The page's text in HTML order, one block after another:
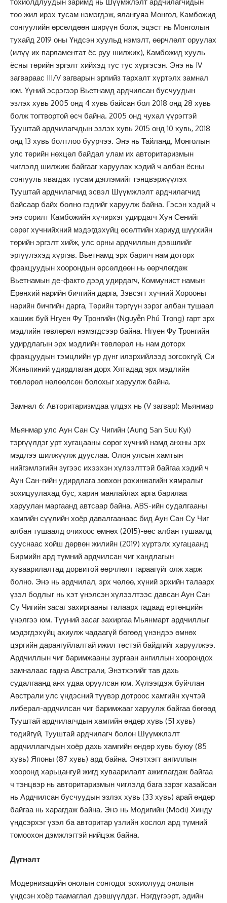
тохиолдлуудын заримд нь Шүүмжлэлт ардчилагчидын
тоо жил ирэх тусам нэмэгдэж, ялангуяа Монгол, Камбожид
сонгуулийн өрсөлдөөн ширүүн болж, эцэст нь Монголын
тухайд 2019 оны Үндсэн хуульд нэмэлт, өөрчлөлт оруулах
(илүү их парламентат ёс руу шилжих), Камбожид хууль
ёсны төрийн эргэлт хийхэд тус тус хүргэсэн. Энэ нь IV
загвараас III/V загварын эрлийз тархалт хүртэлх замнал
юм. Үүний эсрэгээр Вьетнамд ардчилсан бусчуудын
эзлэх хувь 2005 онд 4 хувь байсан бол 2018 онд 28 хувь
болж тогтвортой өсч байна. 2005 онд чухал үүрэгтэй
Тууштай ардчилагчдын эзлэх хувь 2015 онд 10 хувь, 2018
онд 13 хувь болтлоо буурчээ. Энэ нь Тайланд, Монголын
улс төрийн нөхцөл байдал улам их авторитаризмын
чиглэлд шилжиж байгааг харуулах хэдий ч албан ёсны
сонгууль явагдах тусам дэглэмийг тэнцвэржүүлэх
Тууштай ардчилагчид эсвэл Шүүмжлэлт ардчилагчид
байсаар байх болно гэдгийг харуулж байна. Гэсэн хэдий ч
энэ сорилт Камбожийн хүчирхэг удирдагч Хун Сенийг
сөрөг хүчнийхний мэдэгдэхүйц өсөлтийн хариуд шүүхийн
төрийн эргэлт хийж, улс орны ардчиллын дэвшлийг
эргүүлэхэд хүргэв. Вьетнамд эрх баригч нам доторх
фракцуудын хоорондын өрсөлдөөн нь өөрчлөгдөж
Вьетнамын де-факто дээд удирдагч, Коммунист намын
Ерөнхий нарийн бичгийн дарга, Зэвсэгт хүчний Хорооны
нарийн бичгийн дарга, Төрийн тэргүүн зэрэг албан тушаал
хашиж буй Нгуен Фу Тронгийн (Nguyễn Phú Trọng) гарт эрх
мэдлийн төвлөрөл нэмэгдсээр байна. Нгуен Фу Тронгийн
удирдлагын эрх мэдлийн төвлөрөл нь нам доторх
фракцуудын тэмцлийн үр дүнг илэрхийлээд зогсохгүй, Си
Жиньпиний удирдлаган дорх Хятадад эрх мэдлийн
төвлөрөл нөлөөлсөн болохыг харуулж байна.
Замнал 6: Авторитаризмдаа үлдэх нь (V загвар): Мьянмар
Мьянмар улс Аун Сан Су Чигийн (Aung San Suu Kyi)
тэргүүлдэг урт хугацааны сөрөг хүчний намд анхны эрх
мэдлээ шилжүүлж дууслаа. Олон улсын хамтын
нийгэмлэгийн зүгээс ихээхэн хүлээлттэй байгаа хэдий ч
Аун Сан-гийн удирдлага зөвхөн рохинжагийн хямралыг
зохицуулахад бус, харин манлайлах арга барилаа
харуулан маргаанд автсаар байна. ABS-ийн судалгааны
хамгийн сүүлийн хоёр давалгаанаас бид Аун Сан Су Чиг
албан тушаалд очихоос өмнөх (2015)-өөс албан тушаалд
сууснаас хойш дөрвөн жилийн (2019) хүртэлх хугацаанд
Бирмийн ард түмний ардчилсан чиг хандлагын
хуваарилалтад дорвитой өөрчлөлт гараагүйг олж харж
болно. Энэ нь ардчилал, эрх чөлөө, хүний эрхийн талаарх
үзэл бодлыг нь хэт үнэлсэн хүлээлтээс давсан Аун Сан
Су Чигийн засаг захиргааны талаарх гадаад ертөнцийн
үнэлгээ юм. Түүний засаг захиргаа Мьянмарт ардчиллыг
мэдэгдэхүйц ахиулж чадаагүй бөгөөд үнэндээ өмнөх
цэргийн дарангуйлалтай ижил төстэй байдгийг харуулжээ.
Ардчиллын чиг баримжааны зургаан ангиллын хоорондох
замналаас гадна Австрали, Энэтхэгийг тав дахь
судалгаанд анх удаа оруулсан юм. Хүлээгдэж буйчлан
Австрали улс үндэсний түүвэр дотроос хамгийн хүчтэй
либерал-ардчилсан чиг баримжааг харуулж байгаа бөгөөд
Тууштай ардчилагчдын хамгийн өндөр хувь (51 хувь)
төдийгүй, Тууштай ардчилагч болон Шүүмжлэлт
ардчиллагчдын хоёр дахь хамгийн өндөр хувь буюу (85
хувь) Японы (87 хувь) ард байна. Энэтхэгт ангиллын
хооронд харьцангуй жигд хуваарилалт ажиглагдаж байгаа
ч тэнцвэр нь авторитаризмын чиглэлд бага зэрэг хазайсан
нь Ардчилсан бусчуудын эзлэх хувь (33 хувь) арай өндөр
байгаа нь харагдаж байна. Энэ нь Модигийн (Modi) Хинду
үндсэрхэг үзэл ба авторитар үзлийн хослол ард түмний
томоохон дэмжлэгтэй нийцэж байна.
Дүгнэлт
Модернизацийн онолын сонгодог зохиолууд онолын
үндсэн хоёр таамаглал дэвшүүлдэг. Нэгдүгээрт, эдийн